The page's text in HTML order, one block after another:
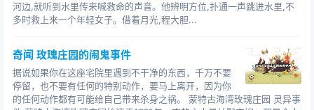
河边,就听到水里传来喊救命的声音。他辨明方位,扑通一声跳进水里,不
多时救上来一个年轻女子。借着月光,程大胆...
奇闻 玫瑰庄园的闹鬼事件
据说如果你在这座宅院里遇到不干净的东西，千万不要
停留，也不要有任何的特别动作，要马上离开，因为你
的任何动作都有可能给自己带来杀身之祸。 蒙特古海湾玫瑰庄园 灵异事